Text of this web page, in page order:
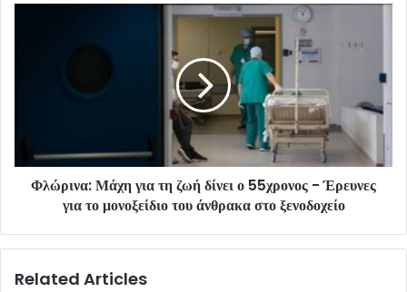
Φλώρινα: Μάχη για τη ζωή δίνει ο 55χρονος - Έρευνες
για το μονοξείδιο του άνθρακα στο ξενοδοχείο
Related Articles